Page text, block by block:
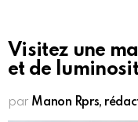
Visitez une
et de
par Manon Rprs,